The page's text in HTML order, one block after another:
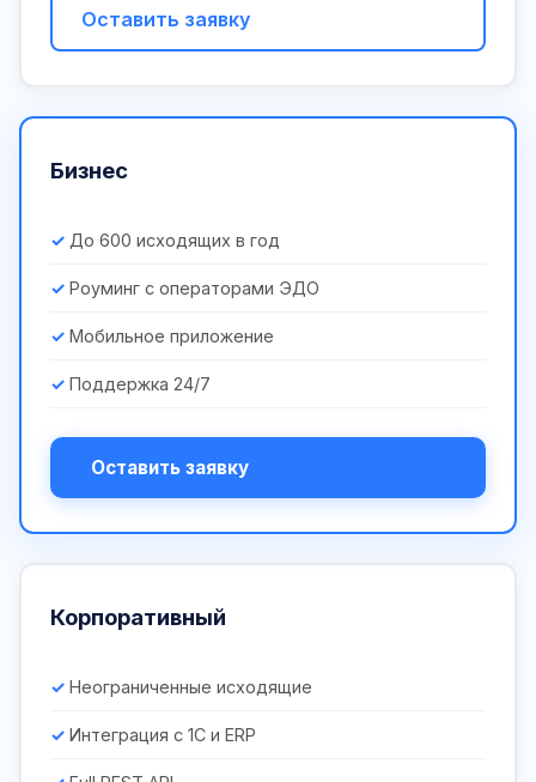
Оставить заявку
Бизнес
До 600 исходящих в год
Роуминг с операторами ЭДО
Мобильное приложение
Поддержка 24/7
Оставить заявку
Корпоративный
Неограниченные исходящие
Интеграция с 1С и ERP